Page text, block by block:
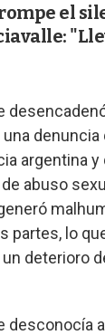
el
denuncia
argentina y
abuso
partes, lo
deterioro
desconocía